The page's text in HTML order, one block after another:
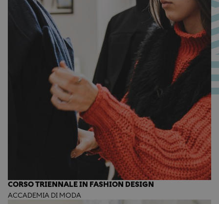
CORSO TRIENNALE IN FASHION DESIGN
ACCADEMIA DI MODA